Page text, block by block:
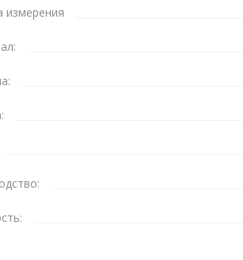
измерения